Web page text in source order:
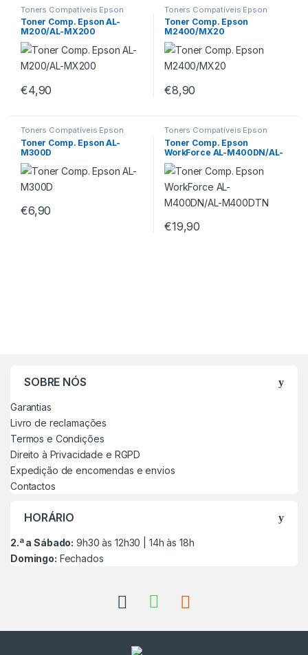
Toners Compatíveis Epson
Toner Comp. Epson AL-
M200/AL-MX200
€4,90
Toners Compatíveis Epson
Toner Comp. Epson
M2400/MX20
€8,90
Toners Compatíveis Epson
Toner Comp. Epson AL-
M300D
€6,90
Toners Compatíveis Epson
Toner Comp. Epson
WorkForce AL-M400DN/AL-
M400DTN
€19,90
SOBRE NÓS
Garantias
Livro de reclamações
Termos e Condições
Direito à Privacidade e RGPD
Expedição de encomendas e envios
Contactos
HORÁRIO
2.ª a Sábado: 9h30 às 12h30 | 14h às 18h
Domingo: Fechados